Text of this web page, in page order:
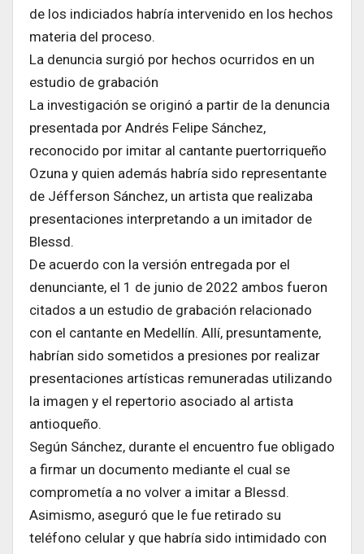
de los indiciados habría intervenido en los hechos
materia del proceso.
La denuncia surgió por hechos ocurridos en un
estudio de grabación
La investigación se originó a partir de la denuncia
presentada por Andrés Felipe Sánchez,
reconocido por imitar al cantante puertorriqueño
Ozuna y quien además habría sido representante
de Jéfferson Sánchez, un artista que realizaba
presentaciones interpretando a un imitador de
Blessd.
De acuerdo con la versión entregada por el
denunciante, el 1 de junio de 2022 ambos fueron
citados a un estudio de grabación relacionado
con el cantante en Medellín. Allí, presuntamente,
habrían sido sometidos a presiones por realizar
presentaciones artísticas remuneradas utilizando
la imagen y el repertorio asociado al artista
antioqueño.
Según Sánchez, durante el encuentro fue obligado
a firmar un documento mediante el cual se
comprometía a no volver a imitar a Blessd.
Asimismo, aseguró que le fue retirado su
teléfono celular y que habría sido intimidado con